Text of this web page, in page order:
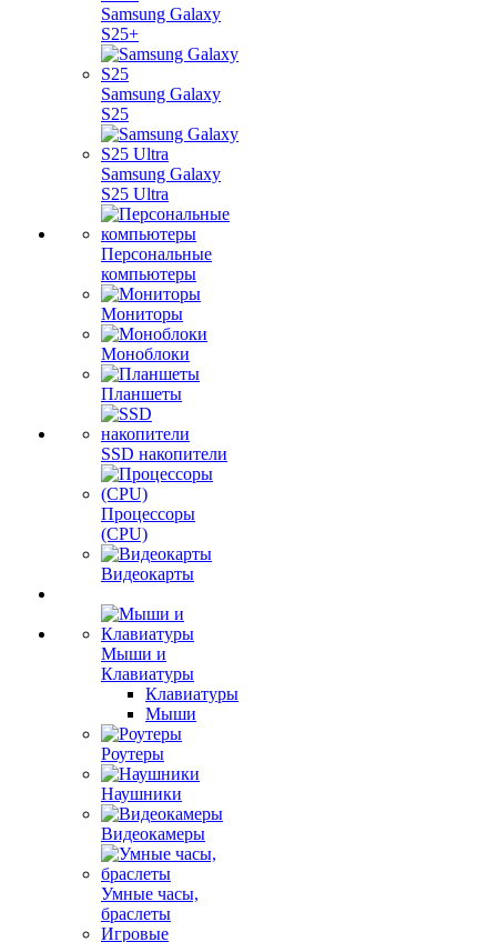
Samsung Galaxy
S25+
Samsung Galaxy
S25
Samsung Galaxy
S25 Ultra
Персональные
компьютеры
Мониторы
Моноблоки
Планшеты
SSD накопители
Процессоры
(CPU)
Видеокарты
Мыши и
Клавиатуры
Клавиатуры
Мыши
Роутеры
Наушники
Видеокамеры
Умные часы,
браслеты
Игровые